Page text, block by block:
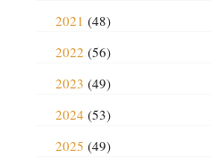
2021 (48)
2022 (56)
2023 (49)
2024 (53)
2025 (49)